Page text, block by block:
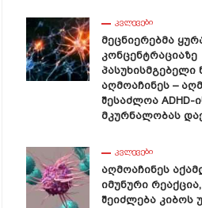
ᲙᲕᲚᲔᲕᲔᲑᲘ
Მეცნიერებმა
Კონცენტრაციაზე
Პასუხისმგებელი
Აღმოაჩინეს –
Შესაძლოა ADHD-
Მკურნალობას
ᲙᲕᲚᲔᲕᲔᲑᲘ
Აღმოაჩინეს
Იმუნური
Შეიძლება Კიბოს